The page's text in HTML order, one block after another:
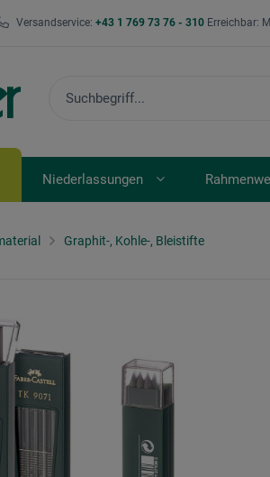
Versandservice: +43 1 769 73 76 - 310 Erreichbar:
Niederlassungen
Graphit-, Kohle-, Bleistifte